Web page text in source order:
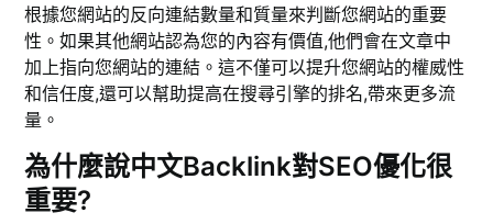
根據您網站的反向連結數量和質量來判斷您網站的重要
性。如果其他網站認為您的內容有價值,他們會在文章中
加上指向您網站的連結。這不僅可以提升您網站的權威性
和信任度,還可以幫助提高在搜尋引擎的排名,帶來更多流
量。
為什麼說中文Backlink對SEO優化很
重要?